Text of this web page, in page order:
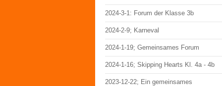
2024-3-1: Forum der Klasse 3b
2024-2-9; Karneval
2024-1-19; Gemeinsames Forum
2024-1-16; Skipping Hearts Kl. 4a - 4b
2023-12-22; Ein gemeinsames